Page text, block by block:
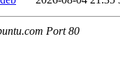
Port 80